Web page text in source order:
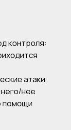
контроля:
атаки,
нее
помощи